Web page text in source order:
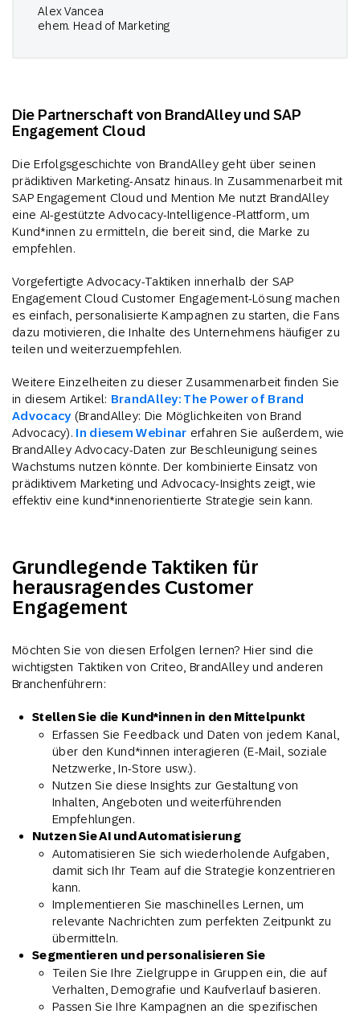
Alex Vancea
ehem. Head of Marketing
Die Partnerschaft von BrandAlley und SAP
Engagement Cloud
Die Erfolgsgeschichte von BrandAlley geht über seinen
prädiktiven Marketing-Ansatz hinaus. In Zusammenarbeit mit
SAP Engagement Cloud und Mention Me nutzt BrandAlley
eine AI-gestützte Advocacy-Intelligence-Plattform, um
Kund*innen zu ermitteln, die bereit sind, die Marke zu
empfehlen.
Vorgefertigte Advocacy-Taktiken innerhalb der SAP
Engagement Cloud Customer Engagement-Lösung machen
es einfach, personalisierte Kampagnen zu starten, die Fans
dazu motivieren, die Inhalte des Unternehmens häufiger zu
teilen und weiterzuempfehlen.
Weitere Einzelheiten zu dieser Zusammenarbeit finden Sie
in diesem Artikel: BrandAlley: The Power of Brand
Advocacy(BrandAlley: Die Möglichkeiten von Brand
Advocacy). In diesem Webinar erfahren Sie außerdem, wie
BrandAlley Advocacy-Daten zur Beschleunigung seines
Wachstums nutzen könnte. Der kombinierte Einsatz von
prädiktivem Marketing und Advocacy-Insights zeigt, wie
effektiv eine kund*innenorientierte Strategie sein kann.
Grundlegende Taktiken für
herausragendes Customer
Engagement
Möchten Sie von diesen Erfolgen lernen? Hier sind die
wichtigsten Taktiken von Criteo, BrandAlley und anderen
Branchenführern:
Stellen Sie die Kund*innen in den Mittelpunkt
Erfassen Sie Feedback und Daten von jedem Kanal,
über den Kund*innen interagieren (E-Mail, soziale
Netzwerke, In-Store usw.).
Nutzen Sie diese Insights zur Gestaltung von
Inhalten, Angeboten und weiterführenden
Empfehlungen.
Nutzen Sie AI und Automatisierung
Automatisieren Sie sich wiederholende Aufgaben,
damit sich Ihr Team auf die Strategie konzentrieren
kann.
Implementieren Sie maschinelles Lernen, um
relevante Nachrichten zum perfekten Zeitpunkt zu
übermitteln.
Segmentieren und personalisieren Sie
Teilen Sie Ihre Zielgruppe in Gruppen ein, die auf
Verhalten, Demografie und Kaufverlauf basieren.
Passen Sie Ihre Kampagnen an die spezifischen